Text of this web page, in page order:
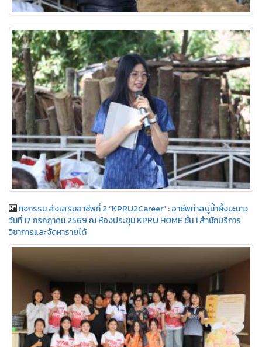
กิจกรรม ส่งเสริมอาชีพที่ 2 “KPRU2Career” : อาชีพทำสบู่น้ำผึ้งมะนาว
วันที่ 17 กรกฎาคม 2569 ณ ห้องประชุม KPRU HOME ชั้น 1 สำนักบริการ
วิชาการและจัดหารายได้